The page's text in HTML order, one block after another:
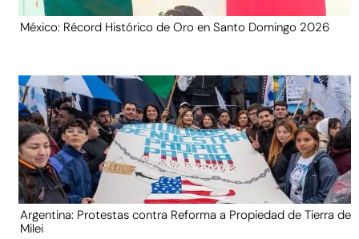
México: Récord Histórico de Oro en Santo Domingo 2026
Argentina: Protestas contra Reforma a Propiedad de Tierra de
Milei